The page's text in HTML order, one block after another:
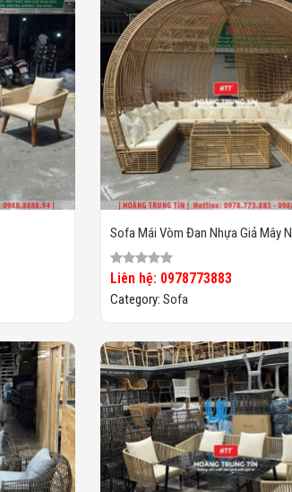
Sofa Mái Vòm Đan Nhựa Giả Mây
Trời HTT01
Liên hệ: 0978773883
Category: Sofa